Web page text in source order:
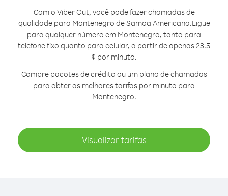
Com o Viber Out, você pode fazer chamadas de
qualidade para Montenegro de Samoa Americana.Ligue
para qualquer número em Montenegro, tanto para
telefone fixo quanto para celular, a partir de apenas 23.5
¢ por minuto.
Compre pacotes de crédito ou um plano de chamadas
para obter as melhores tarifas por minuto para
Montenegro.
Visualizar tarifas